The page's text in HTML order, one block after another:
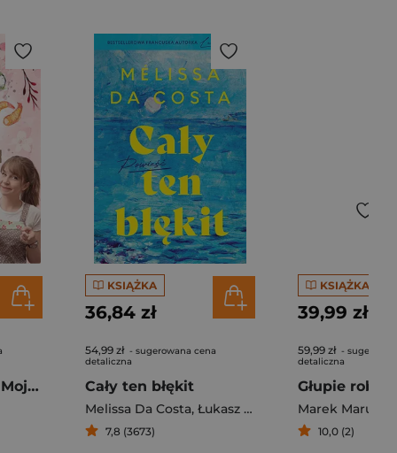
Pierogi z kimchi. Moje ulubione azjatyckie przepisy - książka z autografem
KSIĄŻKA
36,84 zł
54,99 zł - sugerowana cena
detaliczna
Cały ten błękit
Melissa Da Costa, Łukasz Müller
7,8 (3673)
KSIĄŻKA
39,99 zł
59,99 zł -
detaliczna
Marek
10,0 (2)